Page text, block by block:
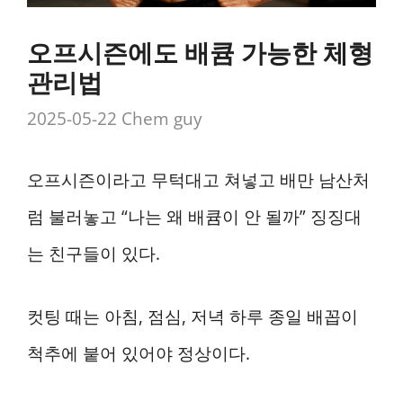
오프시즌에도 배큠 가능한 체형
관리법
2025-05-22 Chem guy
오프시즌이라고 무턱대고 쳐넣고 배만 남산처
럼 불러놓고 “나는 왜 배큠이 안 될까” 징징대
는 친구들이 있다.
컷팅 때는 아침, 점심, 저녁 하루 종일 배꼽이
척추에 붙어 있어야 정상이다.